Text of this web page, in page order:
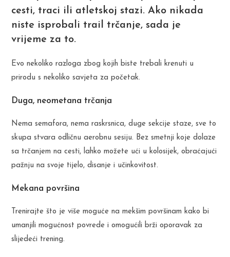
cesti, traci ili atletskoj stazi. Ako nikada
niste isprobali trail trčanje, sada je
vrijeme za to.
Evo nekoliko razloga zbog kojih biste trebali krenuti u
prirodu s nekoliko savjeta za početak.
Duga, neometana trčanja
Nema semafora, nema raskrsnica, duge sekcije staze, sve to
skupa stvara odličnu aerobnu sesiju. Bez smetnji koje dolaze
sa trčanjem na cesti, lahko možete ući u kolosijek, obraćajući
pažnju na svoje tijelo, disanje i učinkovitost.
Mekana površina
Trenirajte što je više moguće na mekšim površinam kako bi
umanjili mogućnost povrede i omogućili brži oporavak za
slijedeći trening.